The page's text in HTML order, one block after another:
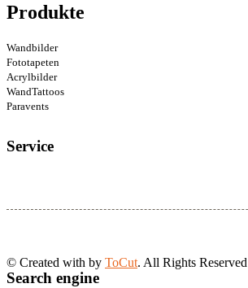
Produkte
Wandbilder
Fototapeten
Acrylbilder
WandTattoos
Paravents
Service
© Created with by ToCut. All Rights Reserved
Search engine